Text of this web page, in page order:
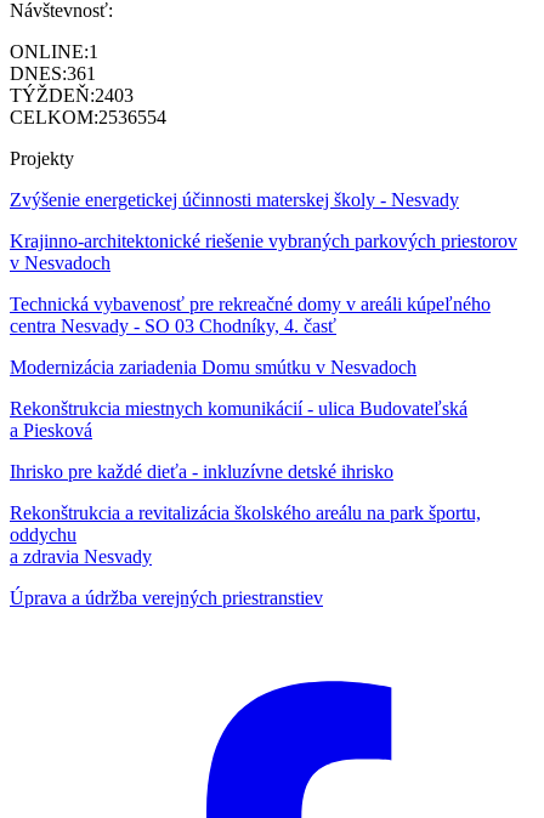
Návštevnosť:
ONLINE:1
DNES:361
TÝŽDEŇ:2403
CELKOM:2536554
Projekty
Zvýšenie energetickej účinnosti materskej školy - Nesvady
Krajinno-architektonické riešenie vybraných parkových priestorov
v Nesvadoch
Technická vybavenosť pre rekreačné domy v areáli kúpeľného
centra Nesvady - SO 03 Chodníky, 4. časť
Modernizácia zariadenia Domu smútku v Nesvadoch
Rekonštrukcia miestnych komunikácií - ulica Budovateľská
a Piesková
Ihrisko pre každé dieťa - inkluzívne detské ihrisko
Rekonštrukcia a revitalizácia školského areálu na park športu,
oddychu
a zdravia Nesvady
Úprava a údržba verejných priestranstiev